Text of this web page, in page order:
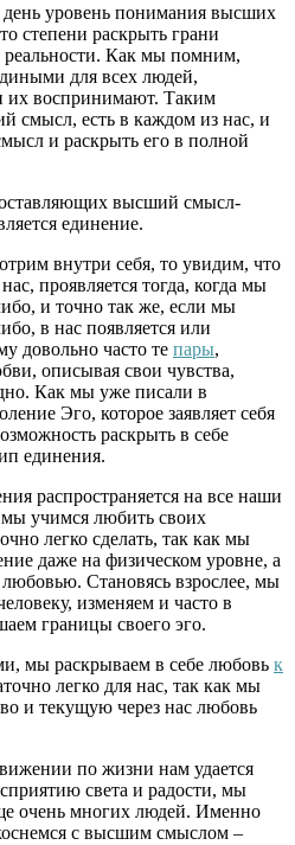
уровень понимания высших
степени раскрыть грани
Как мы помним,
для всех людей,
их воспринимают. Таким
смысл, есть в каждом из нас, и
и раскрыть его в полной
высший смысл-
единение.
внутри себя, то увидим, что
проявляется тогда, когда мы
и точно так же, если мы
в нас появляется или
довольно часто те пары,
описывая свои чувства,
Как мы уже писали в
Эго, которое заявляет себя
раскрыть в себе
единения.
распространяется на все наши
учимся любить своих
легко сделать, так как мы
даже на физическом уровне, а
Становясь взрослее, мы
изменяем и часто в
границы своего эго.
мы раскрываем в себе любовь к
легко для нас, так как мы
и текущую через нас любовь
по жизни нам удается
света и радости, мы
очень многих людей. Именно
с высшим смыслом –